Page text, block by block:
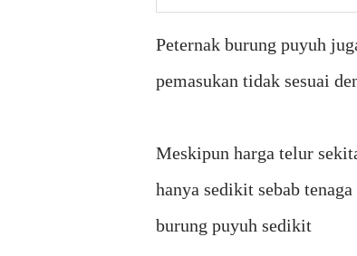
Peternak burung puyuh
pemasukan tidak sesuai
Meskipun harga telur
hanya sedikit sebab
burung puyuh sedikit